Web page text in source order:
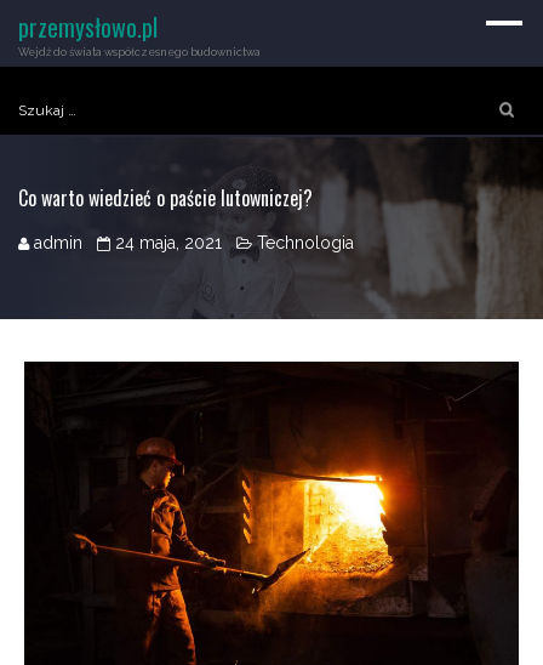
Szukaj:
przemysłowo.pl
Wejdź do świata współczesnego budownictwa
Co warto wiedzieć o paście lutowniczej?
admin 24 maja, 2021 Technologia